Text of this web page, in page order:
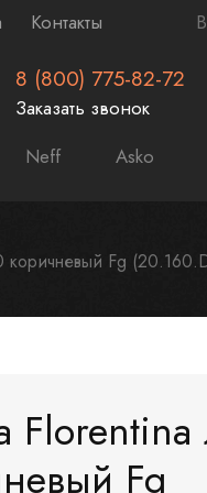
Контакты
8 (800) 775-82-72
Заказать звонок
Neff Asko
Fg
Fg